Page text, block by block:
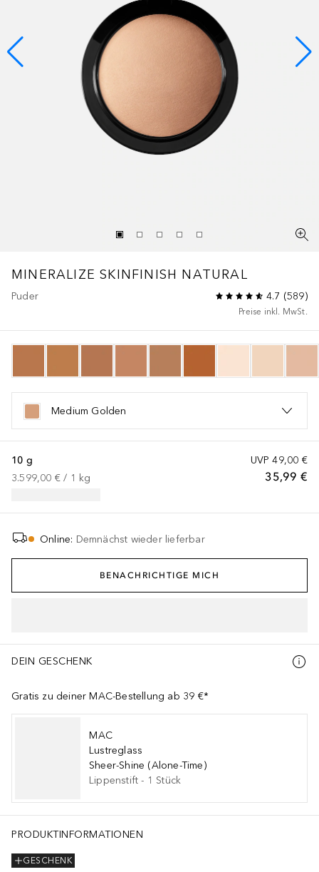
MINERALIZE SKINFINISH NATURAL
Puder 4.7 (589)
Preise inkl. MwSt.
Medium Golden
UVP 49,00 €
35,99 €
10 g
3.599,00 € / 1 kg
Online: Demnächst wieder lieferbar
BENACHRICHTIGE MICH
DEIN GESCHENK
Gratis zu deiner MAC-Bestellung ab 39 €*
MAC
Lustreglass
Sheer-Shine (Alone-Time)
Lippenstift - 1 Stück
PRODUKTINFORMATIONEN
GESCHENK